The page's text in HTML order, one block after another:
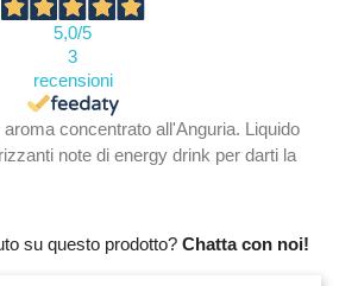
5,0/5
3
recensioni
concentrato all'Anguria. Liquido
note di energy drink per darti la
su questo prodotto? Chatta con noi!